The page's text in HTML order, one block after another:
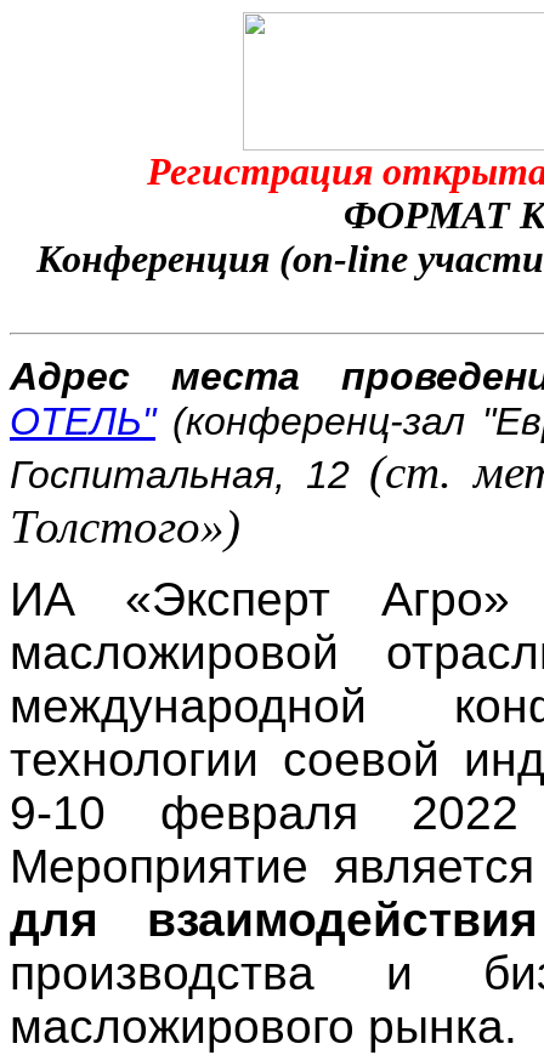
Регистрация
ФОРМАТ
Конференция (on-line
Адрес места
ОТЕЛЬ"(конференц-зал
Госпитальная, 12 (ст.
Толстого»)
ИА «Эксперт Агро»
масложировой
международной
технологии соевой
9-10 февраля
Мероприятие является
для
производства и
масложирового рынка.